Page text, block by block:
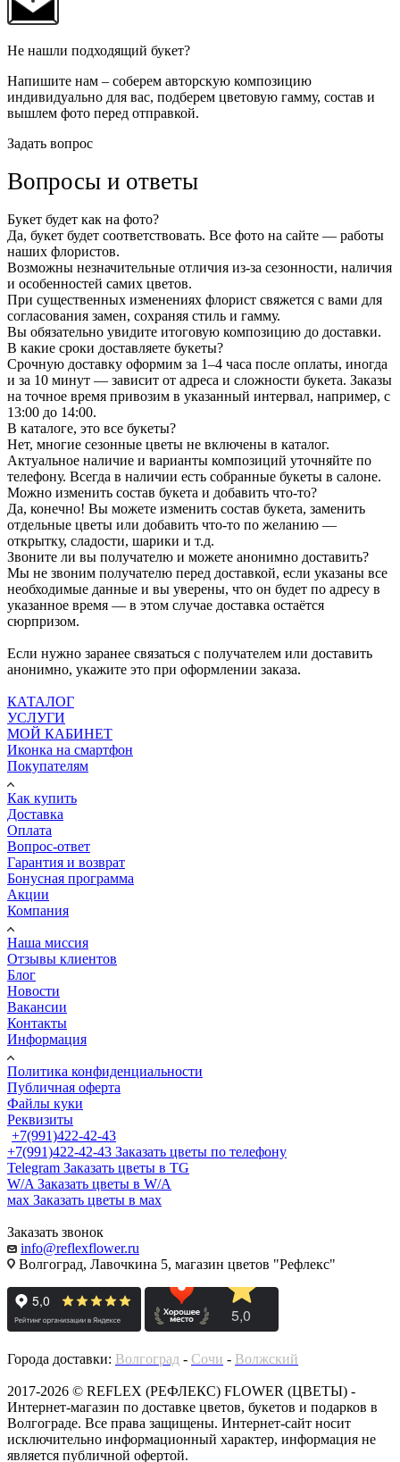
Не нашли подходящий букет?
Напишите нам – соберем авторскую композицию
индивидуально для вас, подберем цветовую гамму, состав и
вышлем фото перед отправкой.
Задать вопрос
Вопросы и ответы
Букет будет как на фото?
Да, букет будет соответствовать. Все фото на сайте — работы
наших флористов.
Возможны незначительные отличия из-за сезонности, наличия
и особенностей самих цветов.
При существенных изменениях флорист свяжется с вами для
согласования замен, сохраняя стиль и гамму.
Вы обязательно увидите итоговую композицию до доставки.
В какие сроки доставляете букеты?
Срочную доставку оформим за 1–4 часа после оплаты, иногда
и за 10 минут — зависит от адреса и сложности букета. Заказы
на точное время привозим в указанный интервал, например, с
13:00 до 14:00.
В каталоге, это все букеты?
Нет, многие сезонные цветы не включены в каталог.
Актуальное наличие и варианты композиций уточняйте по
телефону. Всегда в наличии есть собранные букеты в салоне.
Можно изменить состав букета и добавить что-то?
Да, конечно! Вы можете изменить состав букета, заменить
отдельные цветы или добавить что-то по желанию —
открытку, сладости, шарики и т.д.
Звоните ли вы получателю и можете анонимно доставить?
Мы не звоним получателю перед доставкой, если указаны все
необходимые данные и вы уверены, что он будет по адресу в
указанное время — в этом случае доставка остаётся
сюрпризом.
Если нужно заранее связаться с получателем или доставить
анонимно, укажите это при оформлении заказа.
КАТАЛОГ
УСЛУГИ
МОЙ КАБИНЕТ
Иконка на смартфон
Покупателям
Как купить
Доставка
Оплата
Вопрос-ответ
Гарантия и возврат
Бонусная программа
Акции
Компания
Наша миссия
Отзывы клиентов
Блог
Новости
Вакансии
Контакты
Информация
Политика конфиденциальности
Публичная оферта
Файлы куки
Реквизиты
+7(991)422-42-43
+7(991)422-42-43 Заказать цветы по телефону
Telegram Заказать цветы в TG
W/A Заказать цветы в W/A
мах Заказать цветы в мах
Заказать звонок
info@reflexflower.ru
Волгоград, Лавочкина 5, магазин цветов "Рефлекс"
Города доставки: Волгоград - Сочи - Волжский
2017-2026 © REFLEX (РЕФЛЕКС) FLOWER (ЦВЕТЫ) -
Интернет-магазин по доставке цветов, букетов и подарков в
Волгограде. Все права защищены. Интернет-сайт носит
исключительно информационный характер, информация не
является публичной офертой.